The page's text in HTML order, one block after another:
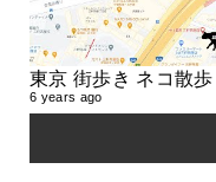
6 years ago